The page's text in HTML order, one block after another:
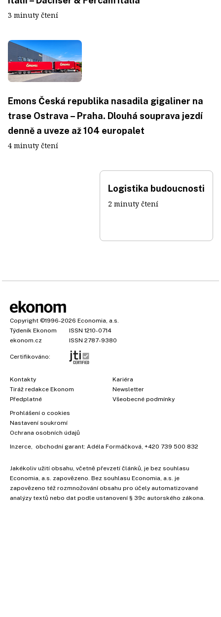
3 minuty čtení
Emons Česká republika nasadila gigaliner na
trase Ostrava – Praha. Dlouhá souprava jezdí
denně a uveze až 104 europalet
4 minuty čtení
Logistika budoucnosti
2 minuty čtení
Copyright ©1996-2026 Economia, a.s.
Týdeník Ekonom
ISSN 1210-0714
ekonom.cz
ISSN 2787-9380
Certifikováno:
Kontakty
Tiráž redakce Ekonom
Předplatné
Kariéra
Newsletter
Všeobecné podmínky
Prohlášení o cookies
Nastavení soukromí
Ochrana osobních údajů
Inzerce , obchodní garant: Adéla Formáčková +420 739 500 832
Jakékoliv užití obsahu, včetně převzetí článků, je bez souhlasu
Economia, a.s. zapovězeno. Bez souhlasu Economia, a.s. je
zapovězeno též rozmnožování obsahu pro účely automatizované
analýzy textů nebo dat podle ustanovení § 39c autorského zákona.